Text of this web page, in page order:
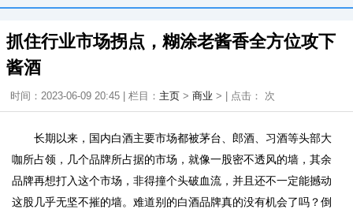
抓住行业市场拐点，糊涂老酱香全方位攻下
酱酒
时间：2023-06-09 20:45 | 栏目： 主页 > 商业 > | 点击： 次
长期以来，国内白酒主要市场都被茅台、郎酒、习酒等头部大
咖所占领，几个品牌所占据的市场，就像一股密不透风的墙，其余
品牌再想打入这个市场，非得撞个头破血流，并且还不一定能撼动
这股几乎无坚不摧的墙。难道别的白酒品牌真的没有机会了吗？倒